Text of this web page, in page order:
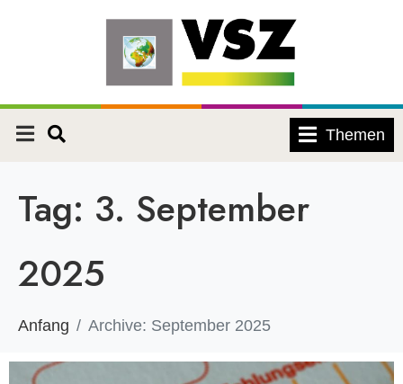
Themen
Tag: 3. September
2025
Anfang Archive: September 2025